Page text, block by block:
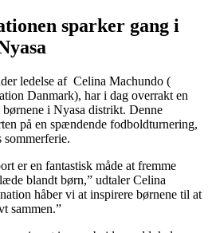
sparker gang i
ledelse af Celina Machundo (
Danmark), har i dag overrakt en
i Nyasa distrikt. Denne
på en spændende fodboldturnering,
sommerferie.
er en fantastisk måde at fremme
blandt børn,” udtaler Celina
håber vi at inspirere børnene til at
sammen.”